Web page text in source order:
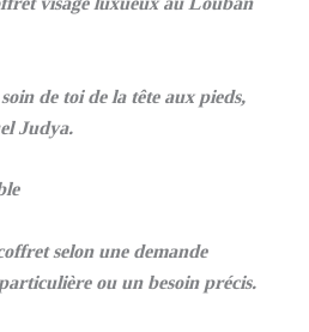
de toi de la tête aux pieds,
Judya.
selon une demande
ou un besoin précis.